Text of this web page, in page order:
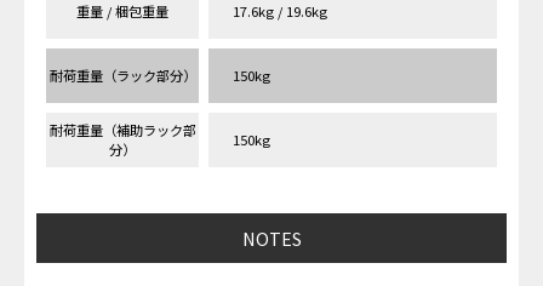
重量 / 梱包重量 17.6kg / 19.6kg
耐荷重量（ラック部分） 150kg
耐荷重量（補助ラック部
分）
150kg
NOTES